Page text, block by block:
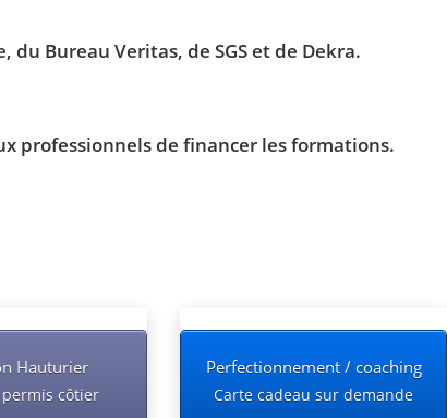
du Bureau Veritas, de SGS et de Dekra.
professionnels de financer les formations.
Hauturier
côtier
Perfectionnement / coaching
Carte cadeau sur demande